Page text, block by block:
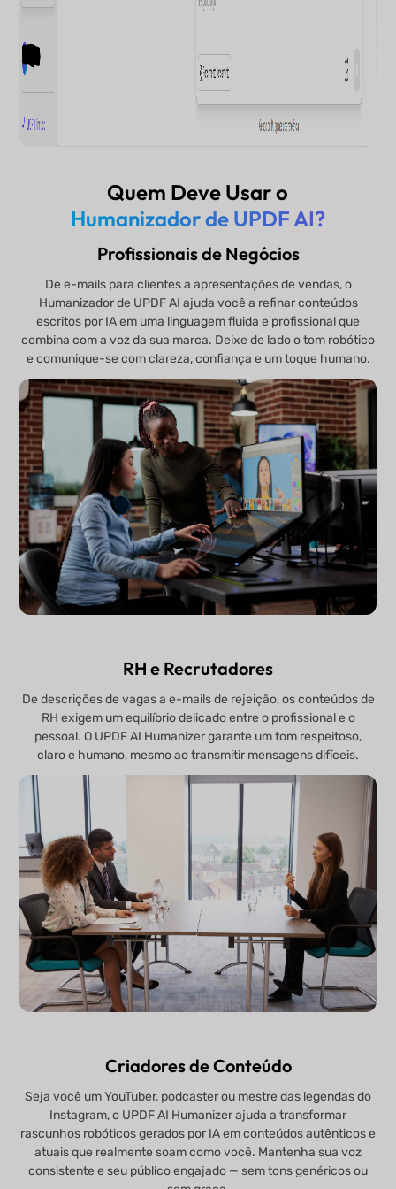
Quem Deve Usar o
Humanizador de UPDF AI?
Profissionais de Negócios
De e-mails para clientes a apresentações de vendas, o
Humanizador de UPDF AI ajuda você a refinar conteúdos
escritos por IA em uma linguagem fluida e profissional que
combina com a voz da sua marca. Deixe de lado o tom robótico
e comunique-se com clareza, confiança e um toque humano.
RH e Recrutadores
De descrições de vagas a e-mails de rejeição, os conteúdos de
RH exigem um equilíbrio delicado entre o profissional e o
pessoal. O UPDF AI Humanizer garante um tom respeitoso,
claro e humano, mesmo ao transmitir mensagens difíceis.
Criadores de Conteúdo
Seja você um YouTuber, podcaster ou mestre das legendas do
Instagram, o UPDF AI Humanizer ajuda a transformar
rascunhos robóticos gerados por IA em conteúdos autênticos e
atuais que realmente soam como você. Mantenha sua voz
consistente e seu público engajado — sem tons genéricos ou